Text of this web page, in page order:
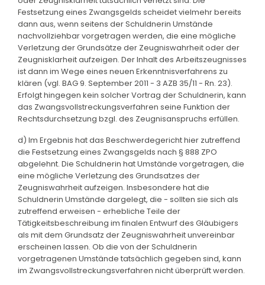
Festsetzung eines Zwangsgelds scheidet vielmehr bereits
dann aus, wenn seitens der Schuldnerin Umstände
nachvollziehbar vorgetragen werden, die eine mögliche
Verletzung der Grundsätze der Zeugniswahrheit oder der
Zeugnisklarheit aufzeigen. Der Inhalt des Arbeitszeugnisses
ist dann im Wege eines neuen Erkenntnisverfahrens zu
klären (vgl. BAG 9. September 2011 - 3 AZB 35/11 - Rn. 23).
Erfolgt hingegen kein solcher Vortrag der Schuldnerin, kann
das Zwangsvollstreckungsverfahren seine Funktion der
Rechtsdurchsetzung bzgl. des Zeugnisanspruchs erfüllen.
d) Im Ergebnis hat das Beschwerdegericht hier zutreffend
die Festsetzung eines Zwangsgelds nach § 888 ZPO
abgelehnt. Die Schuldnerin hat Umstände vorgetragen, die
eine mögliche Verletzung des Grundsatzes der
Zeugniswahrheit aufzeigen. Insbesondere hat die
Schuldnerin Umstände dargelegt, die - sollten sie sich als
zutreffend erweisen - erhebliche Teile der
Tätigkeitsbeschreibung im finalen Entwurf des Gläubigers
als mit dem Grundsatz der Zeugniswahrheit unvereinbar
erscheinen lassen. Ob die von der Schuldnerin
vorgetragenen Umstände tatsächlich gegeben sind, kann
im Zwangsvollstreckungsverfahren nicht überprüft werden.